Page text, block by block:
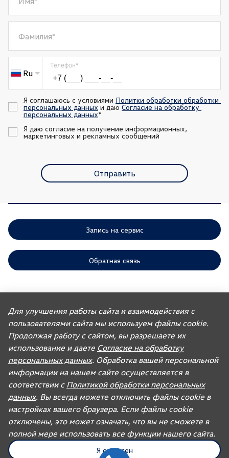
Фамилия*
Ru
Телефон*
Я соглашаюсь с условиями Политки обработки обработки
персональных данных и даю Согласие на обработку
персональных данных*
Я даю согласие на получение информационных,
маркетинговых и рекламных сообщений
Отправить
Запись на сервис
Обратная связь
предусмотренных законодательством РФ, по удовлетворению
требований покупателей автомобилей, ранее изготовленных или
импортированных ООО «ФОЛЬКСВАГЕН Груп Рус». Учитывая это, ООО
«АГР» не несет ответственности за качество автомобилей,
импортированных с других рынков третьими лицами, а также за их
соответствие установленным в Российской Федерации обязательным
требованиям и не обязано по законодательству РФ удовлетворять
требования, связанные с недостатками качества таких автомобилей.
При покупке автомобиля рекомендуем требовать от продавца
документ, в котором должна содержаться информация об импортере
данного автомобиля.
Для автомобилей бренда дилерское предприятие осуществляет
продажу запасных частей и организацию послепродажного
обслуживания.
© 2026, AGR Automotive Group. UDP Auto
Для улучшения работы сайта и взаимодействия с
пользователями сайта мы используем файлы cookie.
Продолжая работу с сайтом, вы разрешаете их
использование и даете Согласие на обработку
персональных данных. Обработка вашей персональной
информации на нашем сайте осуществляется в
соответствии с Политикой обработки персональных
данных. Вы всегда можете отключить файлы cookie в
настройках вашего браузера. Если файлы cookie
отключены, это может означать, что вы не сможете в
полной мере использовать все функции нашего сайта.
Я согласен